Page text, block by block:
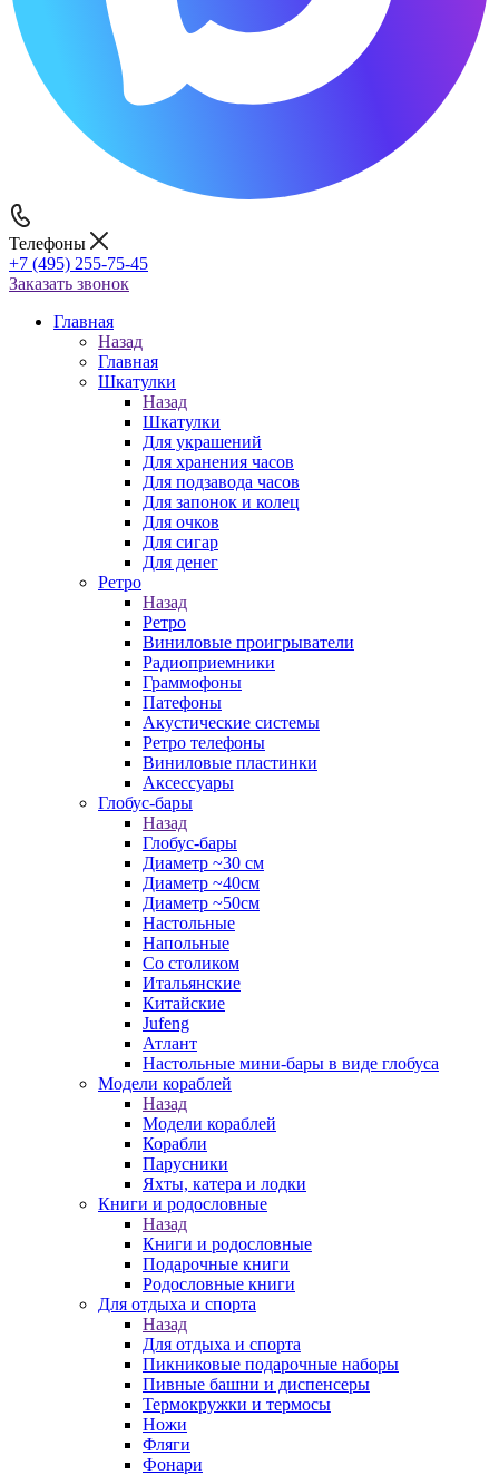
Телефоны
+7 (495) 255-75-45
Заказать звонок
Главная
Назад
Главная
Шкатулки
Назад
Шкатулки
Для украшений
Для хранения часов
Для подзавода часов
Для запонок и колец
Для очков
Для сигар
Для денег
Ретро
Назад
Ретро
Виниловые проигрыватели
Радиоприемники
Граммофоны
Патефоны
Акустические системы
Ретро телефоны
Виниловые пластинки
Аксессуары
Глобус-бары
Назад
Глобус-бары
Диаметр ~30 см
Диаметр ~40см
Диаметр ~50см
Настольные
Напольные
Со столиком
Итальянские
Китайские
Jufeng
Атлант
Настольные мини-бары в виде глобуса
Модели кораблей
Назад
Модели кораблей
Корабли
Парусники
Яхты, катера и лодки
Книги и родословные
Назад
Книги и родословные
Подарочные книги
Родословные книги
Для отдыха и спорта
Назад
Для отдыха и спорта
Пикниковые подарочные наборы
Пивные башни и диспенсеры
Термокружки и термосы
Ножи
Фляги
Фонари